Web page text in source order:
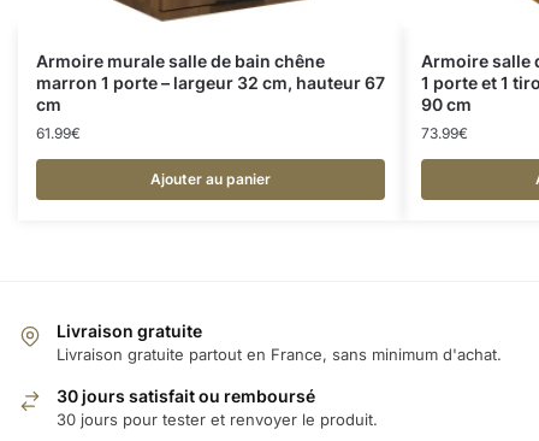
Armoire murale salle de bain chêne
marron 1 porte – largeur 32 cm, hauteur 67
cm
61.99€
Ajouter au panier
Armoire salle
1 porte et 1
90 cm
73.99€
Livraison gratuite
Livraison gratuite partout en France, sans minimum d'achat.
30 jours satisfait ou remboursé
30 jours pour tester et renvoyer le produit.